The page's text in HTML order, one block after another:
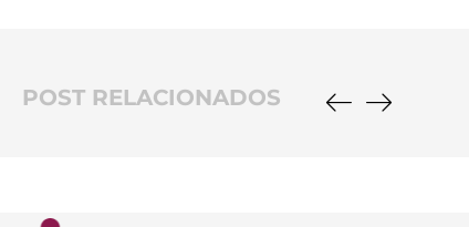
POST RELACIONADOS